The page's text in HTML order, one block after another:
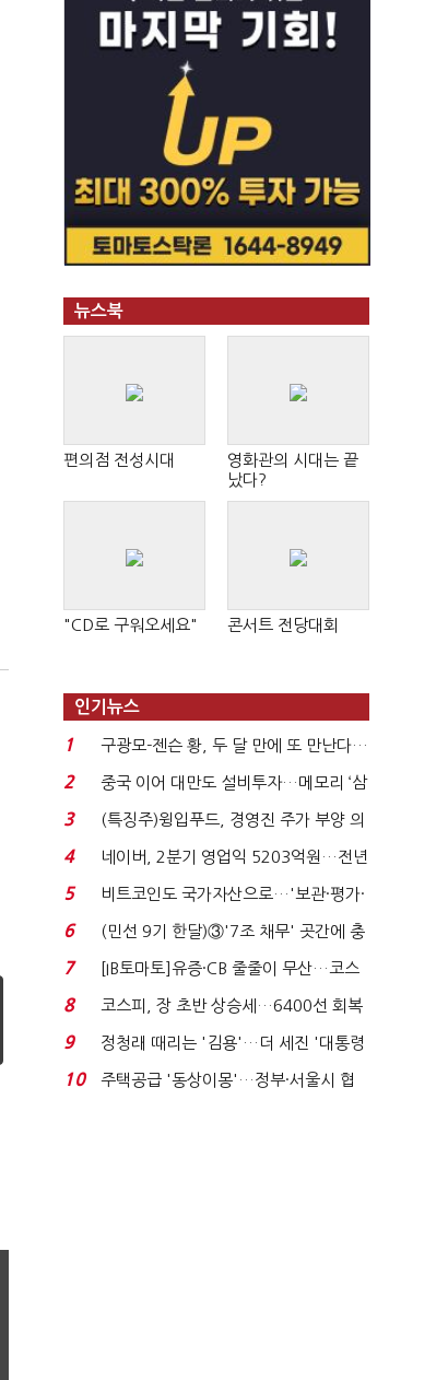
뉴스북
편의점 전성시대
영화관의 시대는 끝
났다?
"CD로 구워오세요" 콘서트 전당대회
인기뉴스
1
구광모-젠슨 황, 두 달 만에 또 만난다…
로봇·AI 등 논...
2
중국 이어 대만도 설비투자…메모리 ‘삼
국전쟁’
3
(특징주)윙입푸드, 경영진 주가 부양 의
지에 상한가...
4
네이버, 2분기 영업익 5203억원…전년
비 0.2% 감소...
5
비트코인도 국가자산으로…'보관·평가·
처분' 기준은 ...
6
(민선 9기 한달)③'7조 채무' 곳간에 충
격…추미애, 20년...
7
[IB토마토]유증·CB 줄줄이 무산…코스
닥 벌점 급증에 ...
8
코스피, 장 초반 상승세…6400선 회복
시도
9
정청래 때리는 '김용'…더 세진 '대통령
최측근' 입...
10
주택공급 '동상이몽'…정부·서울시 협